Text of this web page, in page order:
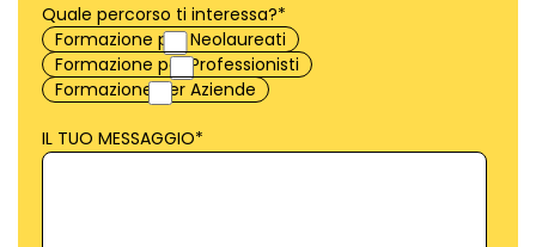
Quale percorso ti interessa?*
Formazione per Neolaureati
Formazione per Professionisti
Formazione per Aziende
IL TUO MESSAGGIO*